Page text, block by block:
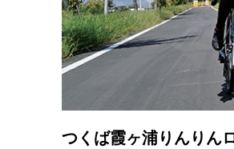
つくば霞ヶ浦りんりん